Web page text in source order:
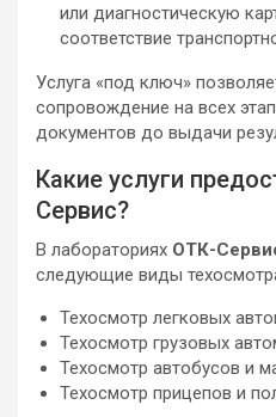
или диагностическую
соответствие
Услуга «под ключ»
сопровождение на всех
документов до выдачи
Какие услуги
Сервис?
В лабораториях ОТК-
следующие виды
Техосмотр легковых
Техосмотр грузовых
Техосмотр автобусов и
Техосмотр прицепов и